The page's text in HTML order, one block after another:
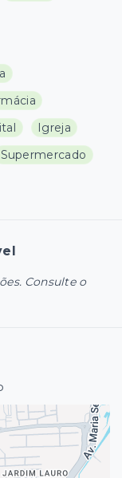
Igreja
Supermercado
Consulte o